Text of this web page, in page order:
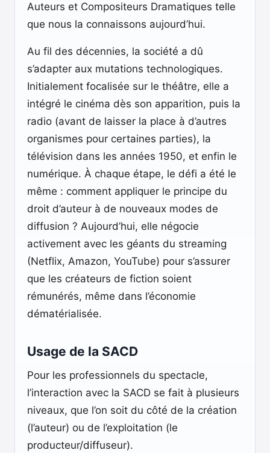
Auteurs et Compositeurs Dramatiques telle
que nous la connaissons aujourd’hui.
Au fil des décennies, la société a dû
s’adapter aux mutations technologiques.
Initialement focalisée sur le théâtre, elle a
intégré le cinéma dès son apparition, puis la
radio (avant de laisser la place à d’autres
organismes pour certaines parties), la
télévision dans les années 1950, et enfin le
numérique. À chaque étape, le défi a été le
même : comment appliquer le principe du
droit d’auteur à de nouveaux modes de
diffusion ? Aujourd’hui, elle négocie
activement avec les géants du streaming
(Netflix, Amazon, YouTube) pour s’assurer
que les créateurs de fiction soient
rémunérés, même dans l’économie
dématérialisée.
Usage de la SACD
Pour les professionnels du spectacle,
l’interaction avec la SACD se fait à plusieurs
niveaux, que l’on soit du côté de la création
(l’auteur) ou de l’exploitation (le
producteur/diffuseur).